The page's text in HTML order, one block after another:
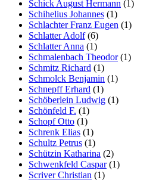
Schick August Hermann (1)
Schihelius Johannes (1)
Schlachter Franz Eugen (1)
Schlatter Adolf(6)
Schlatter Anna (1)
Schmalenbach Theodor(1)
Schmitz Richard (1)
Schmolck Benjamin (1)
Schnepff Erhard (1)
Schöberlein Ludwig (1)
Schönfeld F. (1)
Schopf Otto (1)
Schrenk Elias (1)
Schultz Petrus (1)
Schützin Katharina (2)
Schwenkfeld Caspar(1)
Scriver Christian (1)